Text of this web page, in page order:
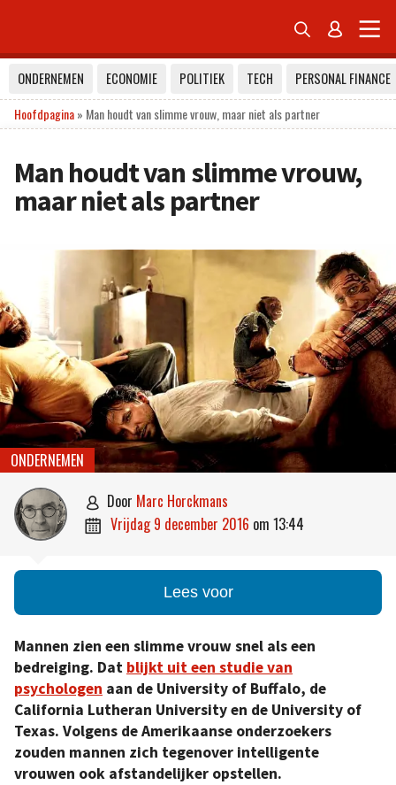
 
ONDERNEMEN ECONOMIE POLITIEK TECH
PERSONAL FINANCE
Hoofdpagina» Man houdt van slimme vrouw, maar niet als partner
Man houdt van slimme vrouw,
maar niet als partner
ONDERNEMEN
 door Marc Horckmans
 vrijdag 9 december 2016 om 13:44
Lees voor
Mannen zien een slimme vrouw snel als een
bedreiging. Dat blijkt uit een studie van
psychologen aan de University of Buffalo, de
California Lutheran University en de University of
Texas. Volgens de Amerikaanse onderzoekers
zouden mannen zich tegenover intelligente
vrouwen ook afstandelijker opstellen.